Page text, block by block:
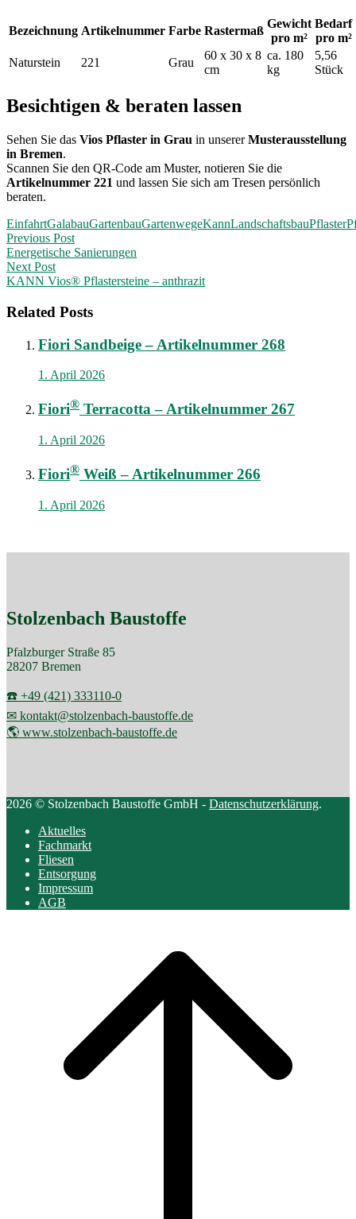
Bezeichnung Artikelnummer Farbe Rastermaß
Gewicht
pro m²
Bedarf
pro m²
Naturstein
221 Grau
60 x 30 x 8
cm
ca. 180
kg
5,56
Stück
Besichtigen & beraten lassen
Sehen Sie das Vios Pflaster in Grau in unsererMusterausstellung
in Bremen.
Scannen Sie den QR-Code am Muster, notieren Sie die
Artikelnummer 221 und lassen Sie sich am Tresen persönlich
beraten.
EinfahrtGalabauGartenbauGartenwegeKannLandschaftsbauPflaster
Post
navigation
Previous Post
Energetische Sanierungen
Next Post
KANN Vios® Pflastersteine – anthrazit
Related Posts
Fiori Sandbeige – Artikelnummer 268
1. April 2026
Fiori® Terracotta – Artikelnummer 267
1. April 2026
Fiori® Weiß – Artikelnummer 266
1. April 2026
Stolzenbach Baustoffe
Pfalzburger Straße 85
28207 Bremen
☎️ +49 (421) 333110-0
✉ kontakt@stolzenbach-baustoffe.de
🌎 www.stolzenbach-baustoffe.de
2026 © Stolzenbach Baustoffe GmbH - Datenschutzerklärung.
Aktuelles
Fachmarkt
Fliesen
Entsorgung
Impressum
AGB